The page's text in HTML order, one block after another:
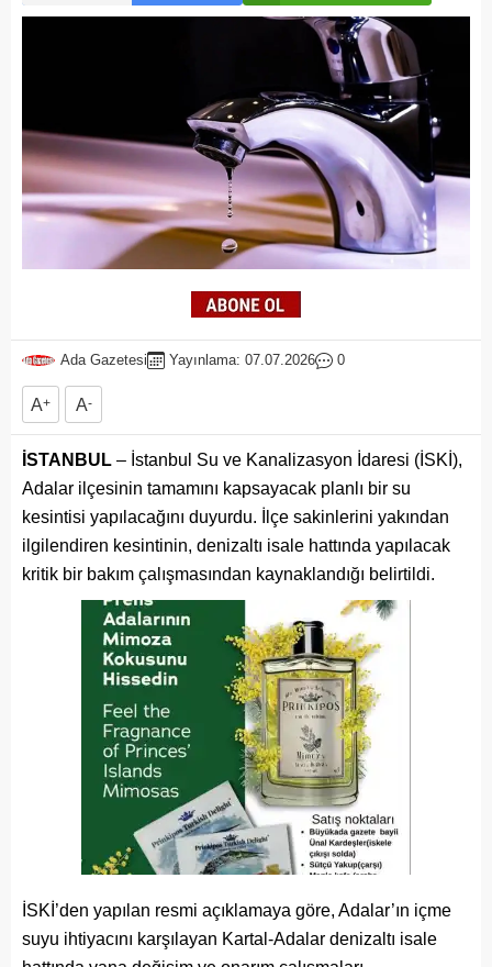
Ada Gazetesi Yayınlama: 07.07.2026 0
A+ A-
İSTANBUL – İstanbul Su ve Kanalizasyon İdaresi (İSKİ),
Adalar ilçesinin tamamını kapsayacak planlı bir su
kesintisi yapılacağını duyurdu. İlçe sakinlerini yakından
ilgilendiren kesintinin, denizaltı isale hattında yapılacak
kritik bir bakım çalışmasından kaynaklandığı belirtildi.
İSKİ’den yapılan resmi açıklamaya göre, Adalar’ın içme
suyu ihtiyacını karşılayan Kartal-Adalar denizaltı isale